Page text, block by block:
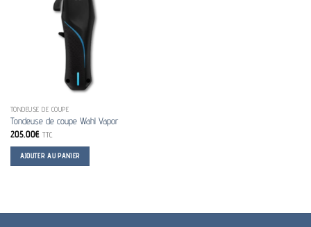
TONDEUSE DE COUPE
Tondeuse de coupe Wahl Vapor
205.00€ TTC
AJOUTER AU PANIER